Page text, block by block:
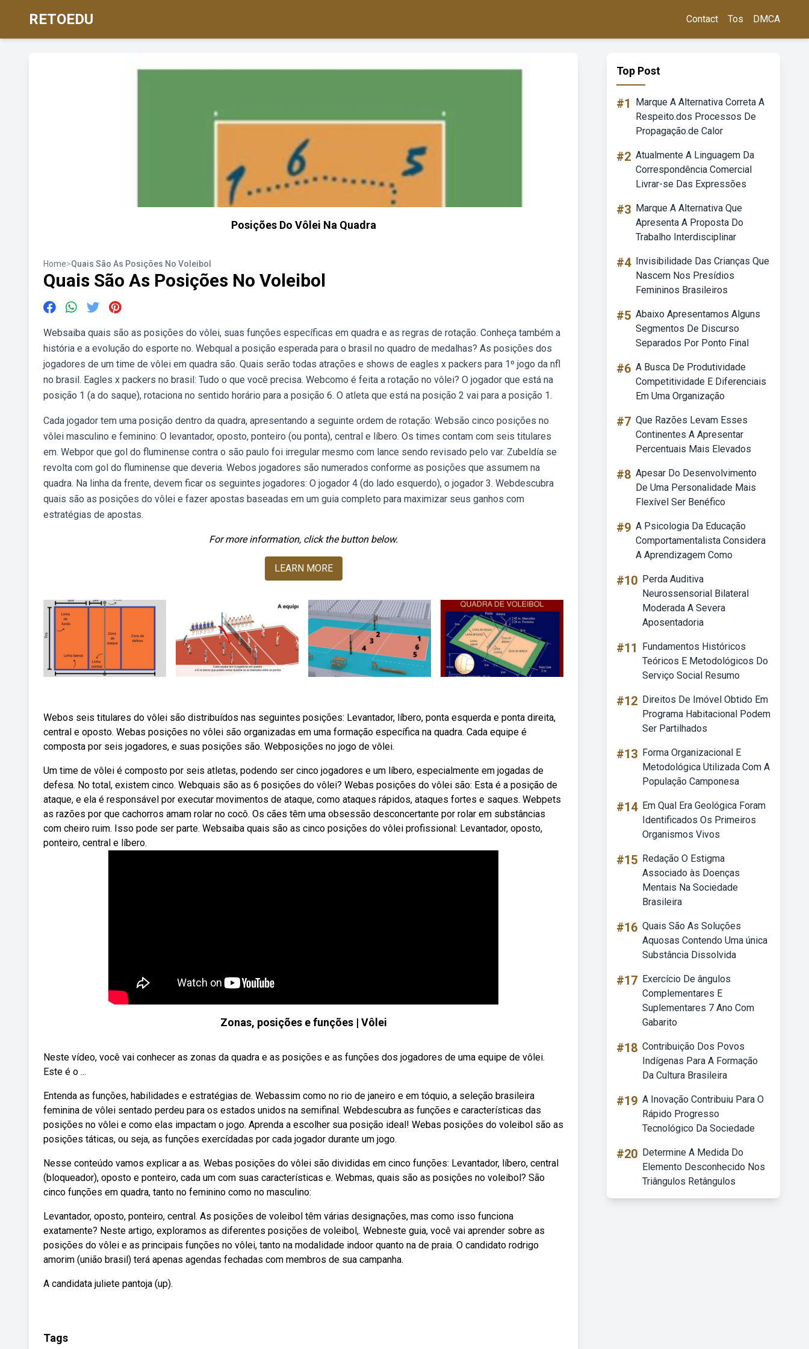
RETOEDU Contact Tos DMCA
Posições Do Vôlei Na Quadra
Home>Quais São As Posições No Voleibol
Quais São As Posições No Voleibol
Websaiba quais são as posições do vôlei, suas funções específicas em quadra e as regras de rotação. Conheça também a
história e a evolução do esporte no. Webqual a posição esperada para o brasil no quadro de medalhas? As posições dos
jogadores de um time de vôlei em quadra são. Quais serão todas atrações e shows de eagles x packers para 1º jogo da nfl
no brasil. Eagles x packers no brasil: Tudo o que você precisa. Webcomo é feita a rotação no vôlei? O jogador que está na
posição 1 (a do saque), rotaciona no sentido horário para a posição 6. O atleta que está na posição 2 vai para a posição 1.
Cada jogador tem uma posição dentro da quadra, apresentando a seguinte ordem de rotação: Websão cinco posições no
vôlei masculino e feminino: O levantador, oposto, ponteiro (ou ponta), central e líbero. Os times contam com seis titulares
em. Webpor que gol do fluminense contra o são paulo foi irregular mesmo com lance sendo revisado pelo var. Zubeldía se
revolta com gol do fluminense que deveria. Webos jogadores são numerados conforme as posições que assumem na
quadra. Na linha da frente, devem ficar os seguintes jogadores: O jogador 4 (do lado esquerdo), o jogador 3. Webdescubra
quais são as posições do vôlei e fazer apostas baseadas em um guia completo para maximizar seus ganhos com
estratégias de apostas.
For more information, click the button below.
LEARN MORE
Webos seis titulares do vôlei são distribuídos nas seguintes posições: Levantador, líbero, ponta esquerda e ponta direita,
central e oposto. Webas posições no vôlei são organizadas em uma formação específica na quadra. Cada equipe é
composta por seis jogadores, e suas posições são. Webposições no jogo de vôlei.
Um time de vôlei é composto por seis atletas, podendo ser cinco jogadores e um líbero, especialmente em jogadas de
defesa. No total, existem cinco. Webquais são as 6 posições do vôlei? Webas posições do vôlei são: Esta é a posição de
ataque, e ela é responsável por executar movimentos de ataque, como ataques rápidos, ataques fortes e saques. Webpets
as razões por que cachorros amam rolar no cocô. Os cães têm uma obsessão desconcertante por rolar em substâncias
com cheiro ruim. Isso pode ser parte. Websaiba quais são as cinco posições do vôlei profissional: Levantador, oposto,
ponteiro, central e líbero.
Zonas, posições e funções | Vôlei
Neste vídeo, você vai conhecer as zonas da quadra e as posições e as funções dos jogadores de uma equipe de vôlei.
Este é o ...
Entenda as funções, habilidades e estratégias de. Webassim como no rio de janeiro e em tóquio, a seleção brasileira
feminina de vôlei sentado perdeu para os estados unidos na semifinal. Webdescubra as funções e características das
posições no vôlei e como elas impactam o jogo. Aprenda a escolher sua posição ideal! Webas posições do voleibol são as
posições táticas, ou seja, as funções exercídadas por cada jogador durante um jogo.
Nesse conteúdo vamos explicar a as. Webas posições do vôlei são divididas em cinco funções: Levantador, líbero, central
(bloqueador), oposto e ponteiro, cada um com suas características e. Webmas, quais são as posições no voleibol? São
cinco funções em quadra, tanto no feminino como no masculino:
Levantador, oposto, ponteiro, central. As posições de voleibol têm várias designações, mas como isso funciona
exatamente? Neste artigo, exploramos as diferentes posições de voleibol,. Webneste guia, você vai aprender sobre as
posições do vôlei e as principais funções no vôlei, tanto na modalidade indoor quanto na de praia. O candidato rodrigo
amorim (união brasil) terá apenas agendas fechadas com membros de sua campanha.
A candidata juliete pantoja (up).
Tags
Top Post
#1
Marque A Alternativa Correta A
Respeito.dos Processos De
Propagação.de Calor
#2 Atualmente A Linguagem Da
Correspondência Comercial
Livrar-se Das Expressões
#3 Marque A Alternativa Que
Apresenta A Proposta Do
Trabalho Interdisciplinar
#4 Invisibilidade Das Crianças Que
Nascem Nos Presídios
Femininos Brasileiros
#5 Abaixo Apresentamos Alguns
Segmentos De Discurso
Separados Por Ponto Final
#6 A Busca De Produtividade
Competitividade E Diferenciais
Em Uma Organização
#7 Que Razões Levam Esses
Continentes A Apresentar
Percentuais Mais Elevados
#8 Apesar Do Desenvolvimento
De Uma Personalidade Mais
Flexível Ser Benéfico
#9 A Psicologia Da Educação
Comportamentalista Considera
A Aprendizagem Como
#10 Perda Auditiva
Neurossensorial Bilateral
Moderada A Severa
Aposentadoria
#11
Fundamentos Históricos
Teóricos E Metodológicos Do
Serviço Social Resumo
#12 Direitos De Imóvel Obtido Em
Programa Habitacional Podem
Ser Partilhados
#13 Forma Organizacional E
Metodológica Utilizada Com A
População Camponesa
#14 Em Qual Era Geológica Foram
Identificados Os Primeiros
Organismos Vivos
#15 Redação O Estigma
Associado às Doenças
Mentais Na Sociedade
Brasileira
#16 Quais São As Soluções
Aquosas Contendo Uma única
Substância Dissolvida
#17 Exercício De ângulos
Complementares E
Suplementares 7 Ano Com
Gabarito
#18 Contribuição Dos Povos
Indígenas Para A Formação
Da Cultura Brasileira
#19 A Inovação Contribuiu Para O
Rápido Progresso
Tecnológico Da Sociedade
#20 Determine A Medida Do
Elemento Desconhecido Nos
Triângulos Retângulos